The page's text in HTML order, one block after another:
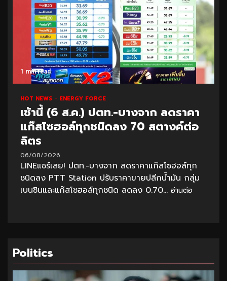
1 min read
HOT NEWS ENERGY FORCE
เช้านี้ (6 ส.ค.) ปตท.-บางจาก ลดราคา
แก๊สโซฮอล์ทุกชนิดลง 70 สตางค์ต่อ
ลิตร
06/08/2026
LINEแชร์เลย! ปตท.-บางจาก ลดราคาแก๊สโซฮอล์ทุก
ชนิดลง PTT Station ปรับราคาขายปลีกน้ำมัน กลุ่ม
เบนซินและแก๊สโซฮอล์ทุกชนิด ลดลง 0.70... อ่านต่อ
Politics